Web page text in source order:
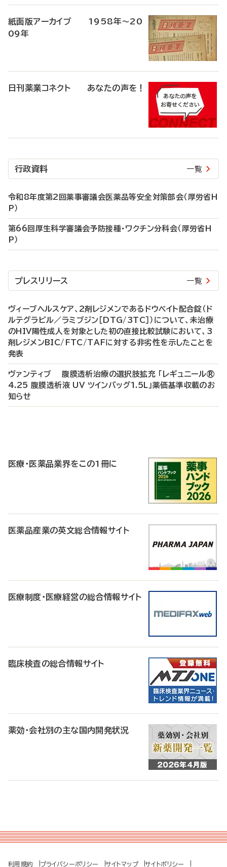
紙面版アーカイブ 1958年～20
09年
日刊薬業コネクト あなたの声を！
行政資料 一覧
令和8年度第2回薬事審議会医薬品等安全対策部会（厚労省H
P）
第66回厚生科学審議会予防接種・ワクチン分科会（厚労省H
P）
プレスリリース 一覧
ヴィーブヘルスケア、2剤レジメンであるドウベイト配合錠（ド
ルテグラビル／ラミブジン［DTG/3TC］）について、未治療
のHIV陽性成人を対象とした初の直接比較試験において、3
剤レジメンBIC/FTC/TAFに対する非劣性を示したことを
発表
ヴァンティブ 腹膜透析治療の選択肢拡充 「レギュニール®
4.25 腹膜透析液 UV ツインバッグ1.5L」薬価基準収載のお
知らせ
医療・医薬品業界をこの1冊に
医薬品産業の英文総合情報サイト
医療制度・医療経営の総合情報サイト
臨床検査の総合情報サイト
薬効・会社別の主な国内開発状況
利用規約 プライバシーポリシー サイトマップ サイトポリシー